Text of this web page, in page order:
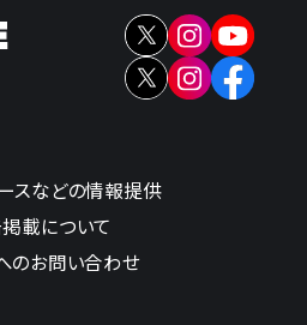
スなどの情報提供
載について
のお問い合わせ